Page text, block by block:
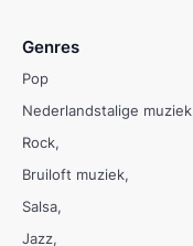
Genres
Pop
Nederlandstalige muziek
Rock
Bruiloft muziek
Salsa
Jazz